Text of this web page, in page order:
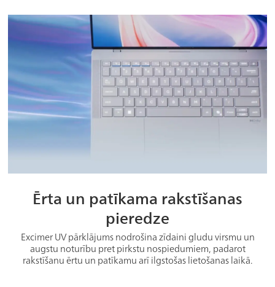
Ērta un patīkama rakstīšanas
pieredze
Excimer UV pārklājums nodrošina zīdaini gludu virsmu un
augstu noturību pret pirkstu nospiedumiem, padarot
rakstīšanu ērtu un patīkamu arī ilgstošas lietošanas laikā.